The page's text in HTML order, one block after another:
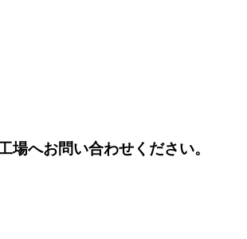
へお問い合わせください。